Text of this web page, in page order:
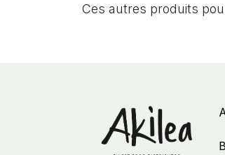
Ces autres produits